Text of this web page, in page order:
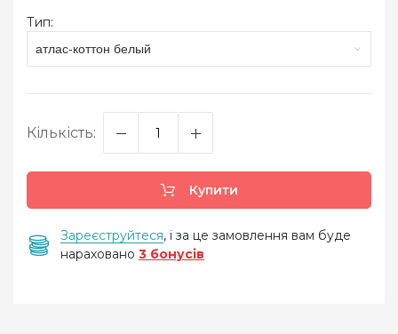
Тип:
атлас-коттон белый
Кількість:
Купити
Зареєструйтеся, і за це замовлення вам буде
нараховано 3 бонусів